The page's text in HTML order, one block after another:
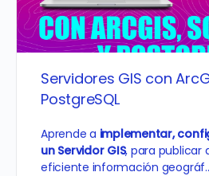
Servidores GIS con
PostgreSQL
Aprende a implementar,
un Servidor GIS, para publicar
eficiente información